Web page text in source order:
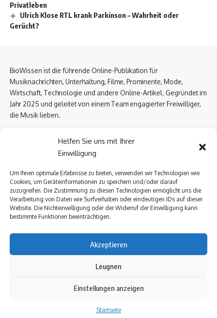
Helfen Sie uns mit Ihrer
Einwilligung
Um Ihnen optimale Erlebnisse zu bieten, verwenden wir Technologien wie
Cookies, um Geräteinformationen zu speichern und/oder darauf
zuzugreifen. Die Zustimmung zu diesen Technologien ermöglicht uns die
Verarbeitung von Daten wie Surfverhalten oder eindeutigen IDs auf dieser
Website. Die Nichteinwilligung oder der Widerruf der Einwilligung kann
bestimmte Funktionen beeinträchtigen.
Akzeptieren
Leugnen
Einstellungen anzeigen
Startseite
Privatleben
Ulrich Klose RTL krank Parkinson – Wahrheit oder
Gerücht?
BioWissen ist die führende Online-Publikation für
Musiknachrichten, Unterhaltung, Filme, Prominente, Mode,
Wirtschaft, Technologie und andere Online-Artikel. Gegründet im
Jahr 2025 und geleitet von einem Team engagierter Freiwilliger,
die Musik lieben.
Über uns
Datenschutzerklärung
Kontakt Uns
Urheberrechte © 2025 biowissen Alle Rechte vorbehalten
Datenschutzerklärung Kontakt Uns